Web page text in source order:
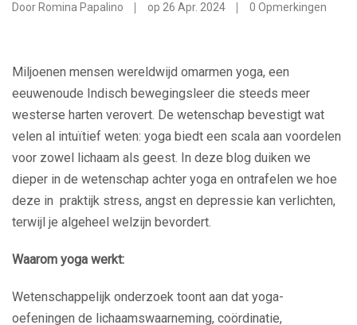
Door Romina Papalino op 26 Apr. 2024 0 Opmerkingen
Miljoenen mensen wereldwijd omarmen yoga, een
eeuwenoude Indisch bewegingsleer die steeds meer
westerse harten verovert. De wetenschap bevestigt wat
velen al intuïtief weten: yoga biedt een scala aan voordelen
voor zowel lichaam als geest. In deze blog duiken we
dieper in de wetenschap achter yoga en ontrafelen we hoe
deze in praktijk stress, angst en depressie kan verlichten,
terwijl je algeheel welzijn bevordert.
Waarom yoga werkt:
Wetenschappelijk onderzoek toont aan dat yoga-
oefeningen de lichaamswaarneming, coördinatie,